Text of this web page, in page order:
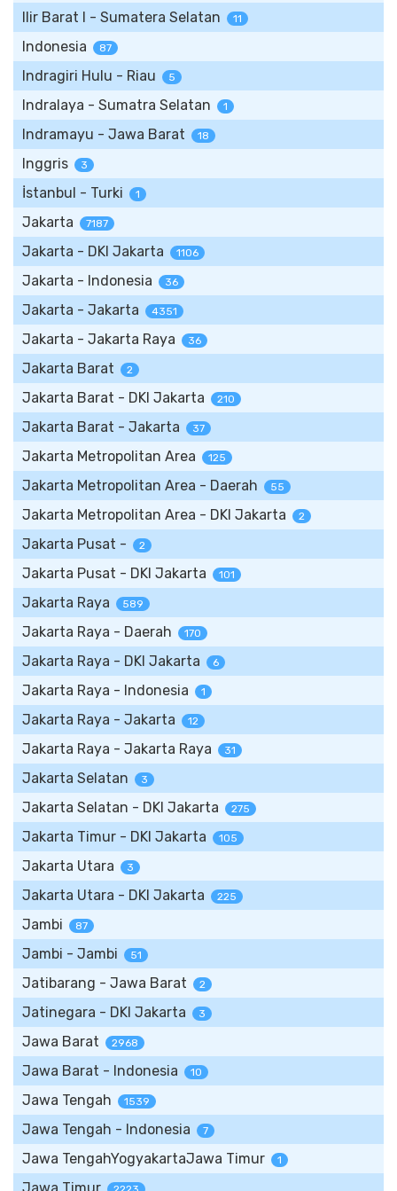
Ilir Barat I - Sumatera Selatan 11
Indonesia 87
Indragiri Hulu - Riau 5
Indralaya - Sumatra Selatan 1
Indramayu - Jawa Barat 18
Inggris 3
İstanbul - Turki 1
Jakarta 7187
Jakarta - DKI Jakarta 1106
Jakarta - Indonesia 36
Jakarta - Jakarta 4351
Jakarta - Jakarta Raya 36
Jakarta Barat 2
Jakarta Barat - DKI Jakarta 210
Jakarta Barat - Jakarta 37
Jakarta Metropolitan Area 125
Jakarta Metropolitan Area - Daerah 55
Jakarta Metropolitan Area - DKI Jakarta 2
Jakarta Pusat - 2
Jakarta Pusat - DKI Jakarta 101
Jakarta Raya 589
Jakarta Raya - Daerah 170
Jakarta Raya - DKI Jakarta 6
Jakarta Raya - Indonesia 1
Jakarta Raya - Jakarta 12
Jakarta Raya - Jakarta Raya 31
Jakarta Selatan 3
Jakarta Selatan - DKI Jakarta 275
Jakarta Timur - DKI Jakarta 105
Jakarta Utara 3
Jakarta Utara - DKI Jakarta 225
Jambi 87
Jambi - Jambi 51
Jatibarang - Jawa Barat 2
Jatinegara - DKI Jakarta 3
Jawa Barat 2968
Jawa Barat - Indonesia 10
Jawa Tengah 1539
Jawa Tengah - Indonesia 7
Jawa TengahYogyakartaJawa Timur 1